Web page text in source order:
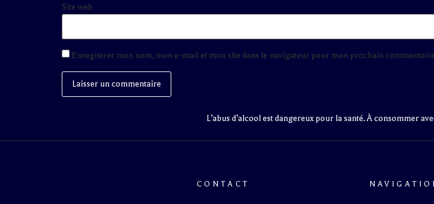
Site web
Enregistrer mon nom, mon e-mail et mon site dans le navigateur pour mon prochain
L’abus d’alcool est dangereux pour la santé. À consommer
CONTACT